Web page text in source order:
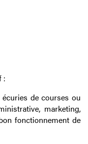
:
de courses ou
marketing,
fonctionnement de